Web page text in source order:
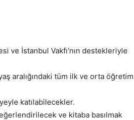
ve İstanbul Vakfı’nın destekleriyle
aralığındaki tüm ilk ve orta öğretim
katılabilecekler.
ve kitaba basılmak